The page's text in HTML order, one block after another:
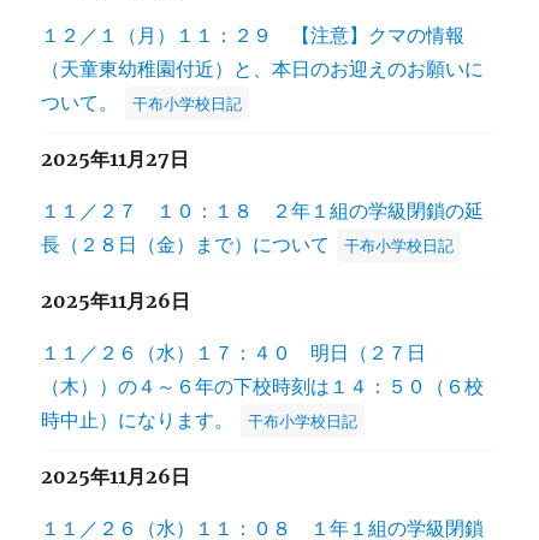
１２／１（月）１１：２９ 【注意】クマの情報
（天童東幼稚園付近）と、本日のお迎えのお願いに
ついて。
干布小学校日記
2025年11月27日
１１／２７ １０：１８ ２年１組の学級閉鎖の延
長（２８日（金）まで）について
干布小学校日記
2025年11月26日
１１／２６（水）１７：４０ 明日（２７日
（木））の４～６年の下校時刻は１４：５０（６校
時中止）になります。
干布小学校日記
2025年11月26日
１１／２６（水）１１：０８ １年１組の学級閉鎖